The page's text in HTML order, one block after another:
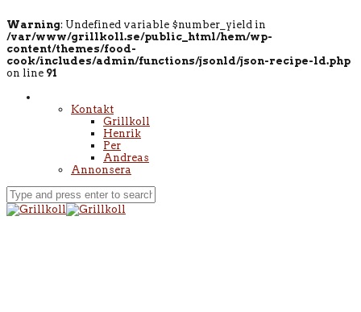
Warning: Undefined variable $number_yield in
/var/www/grillkoll.se/public_html/hem/wp-
content/themes/food-
cook/includes/admin/functions/jsonld/json-recipe-ld.php
on line 91
Kontakt
Grillkoll
Henrik
Per
Andreas
Annonsera